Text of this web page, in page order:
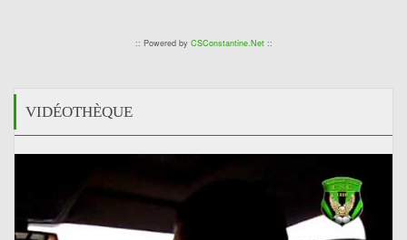
:: Powered by CSConstantine.Net::
VIDÉOTHÈQUE